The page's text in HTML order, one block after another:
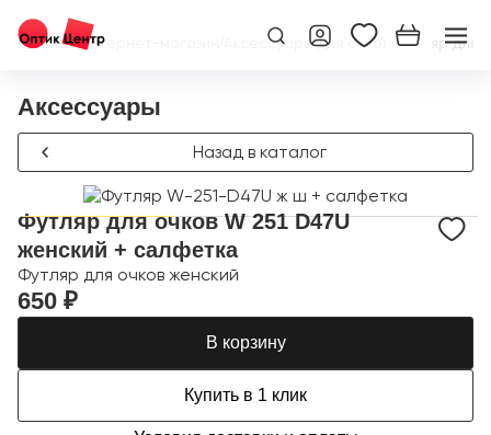
Главная/Интернет-магазин Аксессуары для очков Футляр для
Аксессуары
Назад в каталог
Футляр для очков W 251 D47U
женский + салфетка
Футляр для очков женский
650 ₽
В корзину
Купить в 1 клик